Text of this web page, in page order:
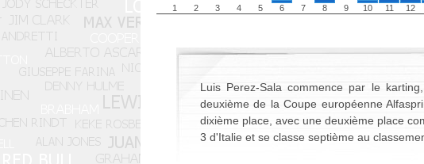
1 2 3 4 5
6
7
8
9
10
11
12
Luis Perez-Sala commence par le
deuxième de la Coupe européenne
dixième place, avec une deuxième place
3 d'Italie et se classe septième au